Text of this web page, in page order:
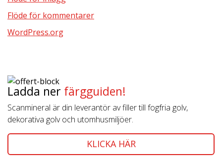
Flöde för kommentarer
WordPress.org
Ladda ner färgguiden!
Scanmineral är din leverantör av filler till fogfria golv,
dekorativa golv och utomhusmiljöer.
KLICKA HÄR